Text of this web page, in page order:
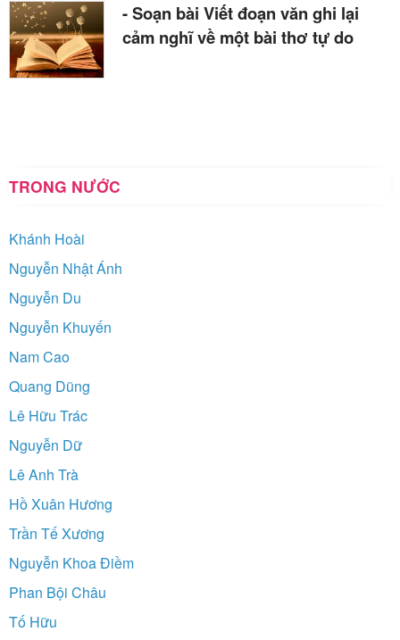
- Soạn bài Viết đoạn văn ghi lại
cảm nghĩ về một bài thơ tự do
TRONG NƯỚC
Khánh Hoài
Nguyễn Nhật Ánh
Nguyễn Du
Nguyễn Khuyến
Nam Cao
Quang Dũng
Lê Hữu Trác
Nguyễn Dữ
Lê Anh Trà
Hồ Xuân Hương
Trần Tế Xương
Nguyễn Khoa Điềm
Phan Bội Châu
Tố Hữu